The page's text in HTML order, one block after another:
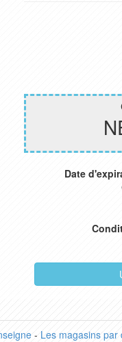
Date
- Les magasins par